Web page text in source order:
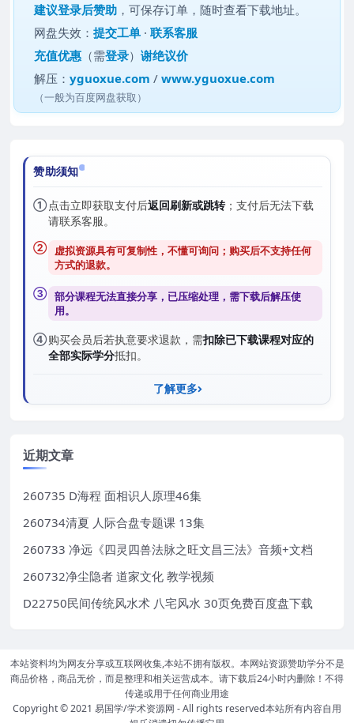
建议登录后赞助 ，可保存订单，随时查看下载地址。
网盘失效：提交工单 ·联系客服
充值优惠 （需登录）谢绝议价
解压：yguoxue.com /www.yguoxue.com
（一般为百度网盘获取）
赞助须知
①点击立即获取支付后返回刷新或跳转；支付后无法下载
请联系客服。
② 虚拟资源具有可复制性，不懂可询问；购买后不支持任何
方式的退款。
③ 部分课程无法直接分享，已压缩处理，需下载后解压使
用。
④购买会员后若执意要求退款，需扣除已下载课程对应的
全部实际学分抵扣。
了解更多
近期文章
260735 D海程 面相识人原理46集
260734清夏 人际合盘专题课 13集
260733 净远《四灵四兽法脉之旺文昌三法》音频+文档
260732净尘隐者 道家文化 教学视频
D22750民间传统风水术 八宅风水 30页免费百度盘下载
本站资料均为网友分享或互联网收集,本站不拥有版权。本网站资源赞助学分不是
商品价格，商品无价，而是整理和相关运营成本。请下载后24小时内删除！不得
传递或用于任何商业用途
Copyright © 2021 易国学/学术资源网 - All rights reserved本站所有内容自用